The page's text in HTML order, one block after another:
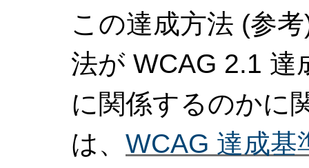
この達成方法 (参
法が WCAG 2.1 達
に関係するのかに
は、 WCAG 達成基